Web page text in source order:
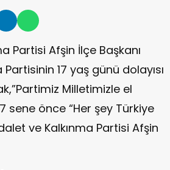
Partisi Afşin İlçe Başkanı
17 yaş günü dolayısı
Milletimizle el
sene önce “Her şey Türkiye
ve Kalkınma Partisi Afşin